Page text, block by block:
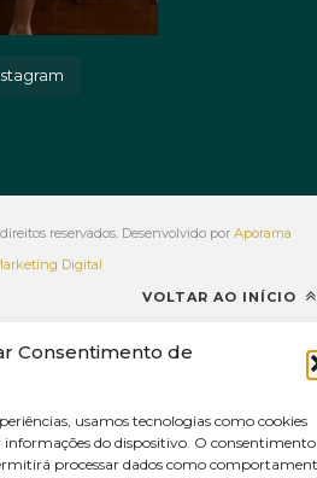
Consentimento de
usamos tecnologias como cookies
informações do dispositivo. O consentimento
processar dados como
reservados. Desenvolvido por Aporama
Digital
VOLTAR AO INÍCIO